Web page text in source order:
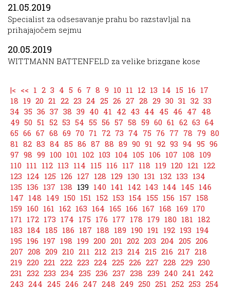
21.05.2019
Specialist za odsesavanje prahu bo razstavljal na
prihajajočem sejmu
20.05.2019
WITTMANN BATTENFELD za velike brizgane kose
|< << 1 2 3 4 5 6 7 8 9 10 11 12 13 14 15 16 17
18 19 20 21 22 23 24 25 26 27 28 29 30 31 32 33
34 35 36 37 38 39 40 41 42 43 44 45 46 47 48
49 50 51 52 53 54 55 56 57 58 59 60 61 62 63 64
65 66 67 68 69 70 71 72 73 74 75 76 77 78 79 80
81 82 83 84 85 86 87 88 89 90 91 92 93 94 95 96
97 98 99 100 101 102 103 104 105 106 107 108 109
110 111 112 113 114 115 116 117 118 119 120 121 122
123 124 125 126 127 128 129 130 131 132 133 134
135 136 137 138 139 140 141 142 143 144 145 146
147 148 149 150 151 152 153 154 155 156 157 158
159 160 161 162 163 164 165 166 167 168 169 170
171 172 173 174 175 176 177 178 179 180 181 182
183 184 185 186 187 188 189 190 191 192 193 194
195 196 197 198 199 200 201 202 203 204 205 206
207 208 209 210 211 212 213 214 215 216 217 218
219 220 221 222 223 224 225 226 227 228 229 230
231 232 233 234 235 236 237 238 239 240 241 242
243 244 245 246 247 248 249 250 251 252 253 254